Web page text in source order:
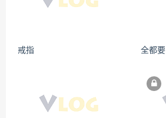
戒指 全都要